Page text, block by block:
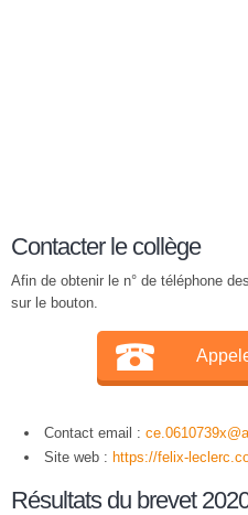
Contacter le collège
Afin de obtenir le n° de téléphone
sur le bouton.
Contact email :
Site web : https://felix-
Résultats du brevet